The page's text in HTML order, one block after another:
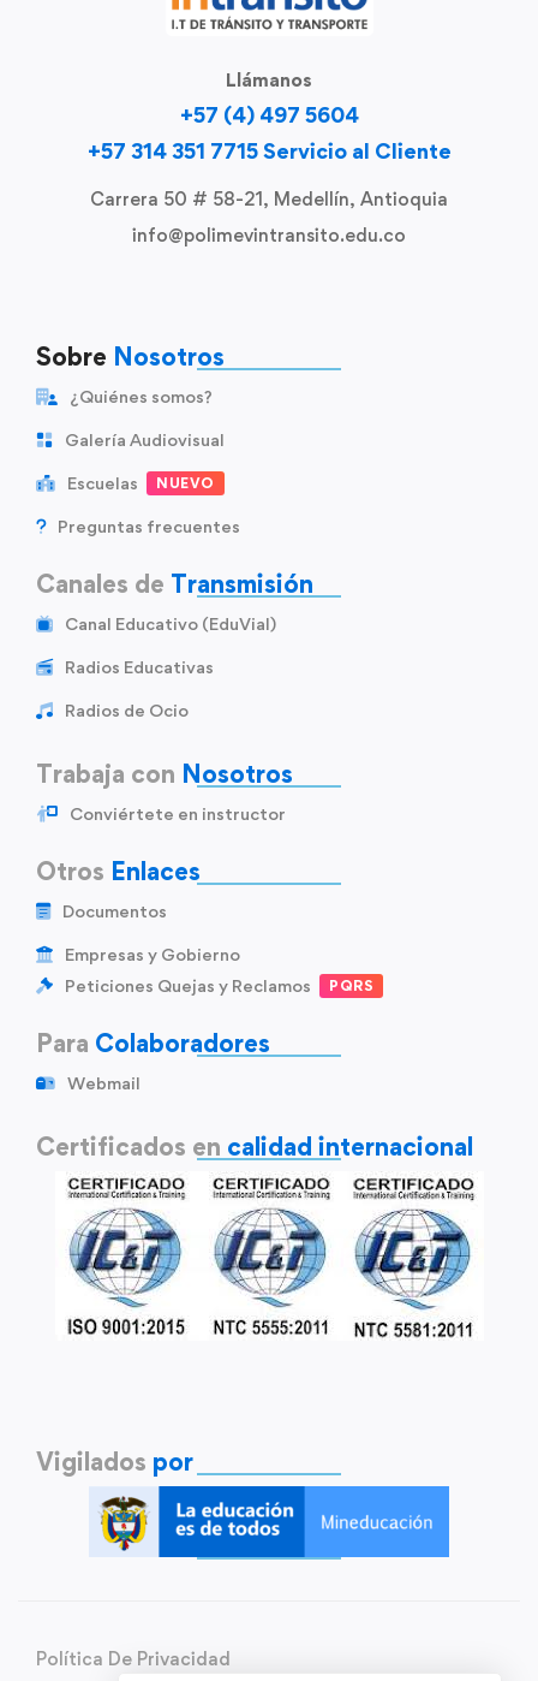
Llámanos
+57 (4) 497 5604
+57 314 351 7715 Servicio al Cliente
Carrera 50 # 58-21, Medellín, Antioquia
info@polimevintransito.edu.co
Sobre Nosotros
¿Quiénes somos?
Galería Audiovisual
Escuelas NUEVO
Preguntas frecuentes
Canales de Transmisión
Canal Educativo (EduVial)
Radios Educativas
Radios de Ocio
Trabaja con Nosotros
Conviértete en instructor
Otros Enlaces
Documentos
Empresas y Gobierno
Peticiones Quejas y Reclamos
PQRS
Para Colaboradores
Webmail
Certificados en calidad internacional
Vigilados por
Política De Privacidad